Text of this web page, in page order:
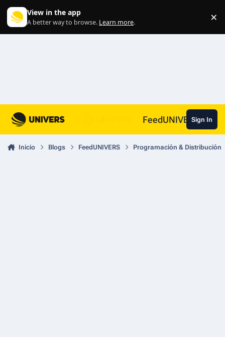
View in the app
A better way to browse. Learn more. ×
FeedUNIVERSSign In
Inicio Blogs FeedUNIVERS Programación & Distribución